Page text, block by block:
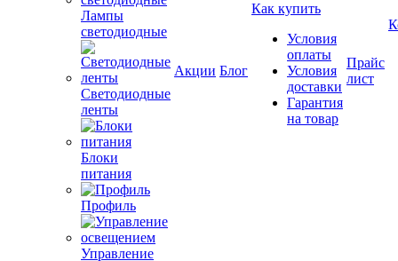
Лампы
светодиодные
Светодиодные
ленты
Блоки
питания
Профиль
Управление
Акции Блог
Как купить
Условия
оплаты
Условия
доставки
Гарантия
на товар
Прайс
лист